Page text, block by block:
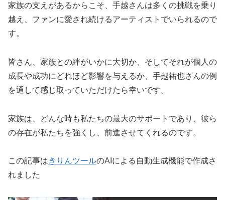
家族の支えがあるからこそ、手越さんは多くの挑戦を乗り
越え、ファンに愛され続けるアーティストでいられるので
す。
皆さん、家族との絆がいかに大切か、そしてそれが個人の
成長や成功にどれほど影響を与えるか、手越祐也さんの例
を通して感じ取っていただけたら幸いです。
家族は、どんな時も私たちの最大のサポートであり、彼ら
の存在が私たちを強くし、前進させてくれるのです。
この記事はきりんツールのAIによる自動生成機能で作成さ
れました